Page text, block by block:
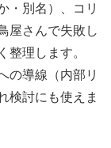
・別名）、コリ
屋さんで失敗し
整理します。
の導線（内部リ
検討にも使えま